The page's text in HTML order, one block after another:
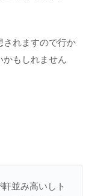
されますので行か
かもしれません
並み高いしト